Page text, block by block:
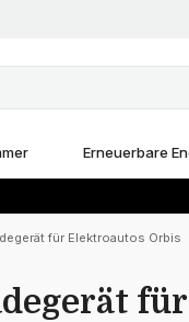
Erneuerbare
für Elektroautos Orbis